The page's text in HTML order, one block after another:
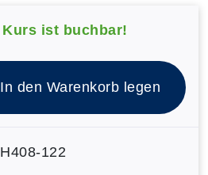
Kurs ist buchbar!
In den Warenkorb legen
H408-122